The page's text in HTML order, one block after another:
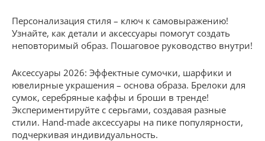
Персонализация стиля – ключ к самовыражению!
Узнайте, как детали и аксессуары помогут создать
неповторимый образ. Пошаговое руководство внутри!
Аксессуары 2026: Эффектные сумочки, шарфики и
ювелирные украшения – основа образа. Брелоки для
сумок, серебряные каффы и броши в тренде!
Экспериментируйте с серьгами, создавая разные
стили. Hand-made аксессуары на пике популярности,
подчеркивая индивидуальность.